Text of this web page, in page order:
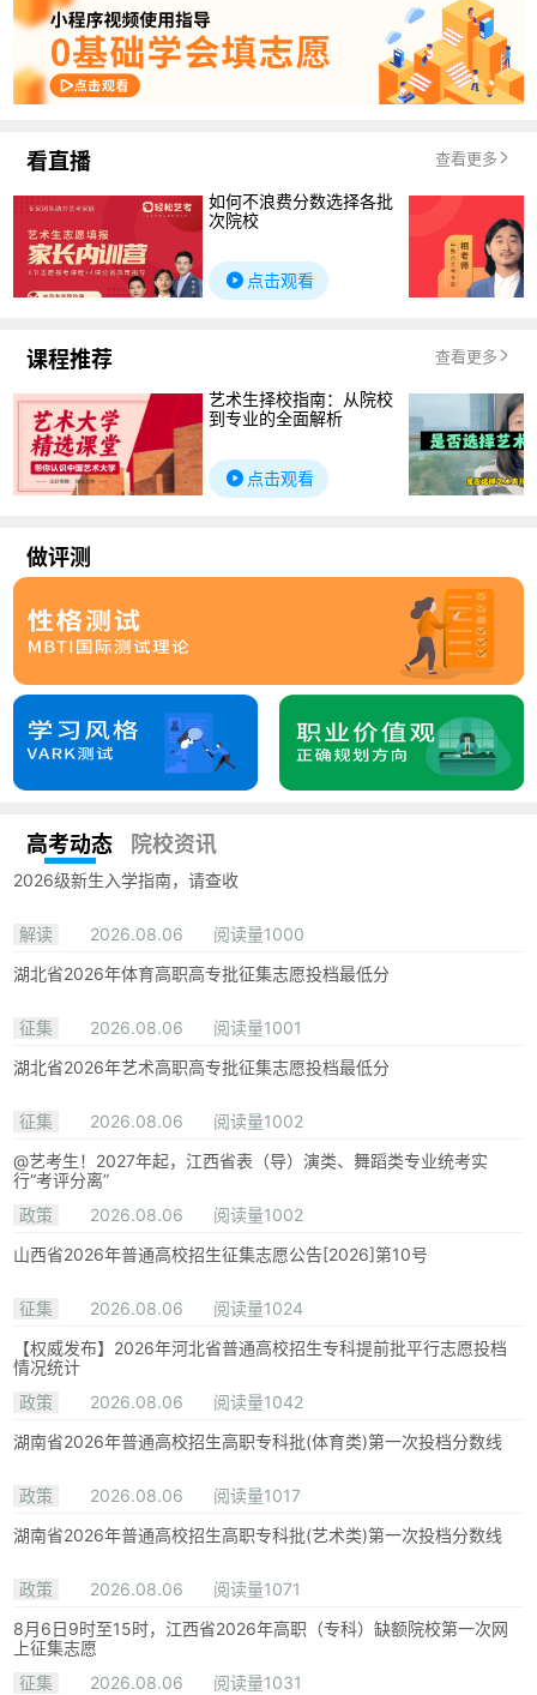
看直播 查看更多
如何不浪费分数选择各批
次院校
点击观看
课程推荐 查看更多
艺术生择校指南：从院校
到专业的全面解析
点击观看
做评测
高考动态 院校资讯
2026级新生入学指南，请查收
解读 2026.08.06
阅读量1000
湖北省2026年体育高职高专批征集志愿投档最低分
征集 2026.08.06
阅读量1001
湖北省2026年艺术高职高专批征集志愿投档最低分
征集 2026.08.06
阅读量1002
@艺考生！2027年起，江西省表（导）演类、舞蹈类专业统考实
行“考评分离”
政策
2026.08.06
阅读量1002
山西省2026年普通高校招生征集志愿公告[2026]第10号
征集 2026.08.06
阅读量1024
【权威发布】2026年河北省普通高校招生专科提前批平行志愿投档
情况统计
政策
2026.08.06
阅读量1042
湖南省2026年普通高校招生高职专科批(体育类)第一次投档分数线
政策 2026.08.06
阅读量1017
湖南省2026年普通高校招生高职专科批(艺术类)第一次投档分数线
政策 2026.08.06
阅读量1071
8月6日9时至15时，江西省2026年高职（专科）缺额院校第一次网
上征集志愿
征集
2026.08.06
阅读量1031